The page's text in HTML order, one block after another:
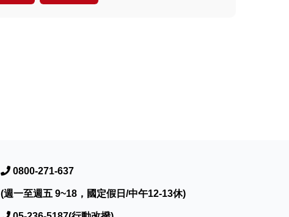
0800-271-637
(週一至週五 9~18，國定假日/中午12-13休)